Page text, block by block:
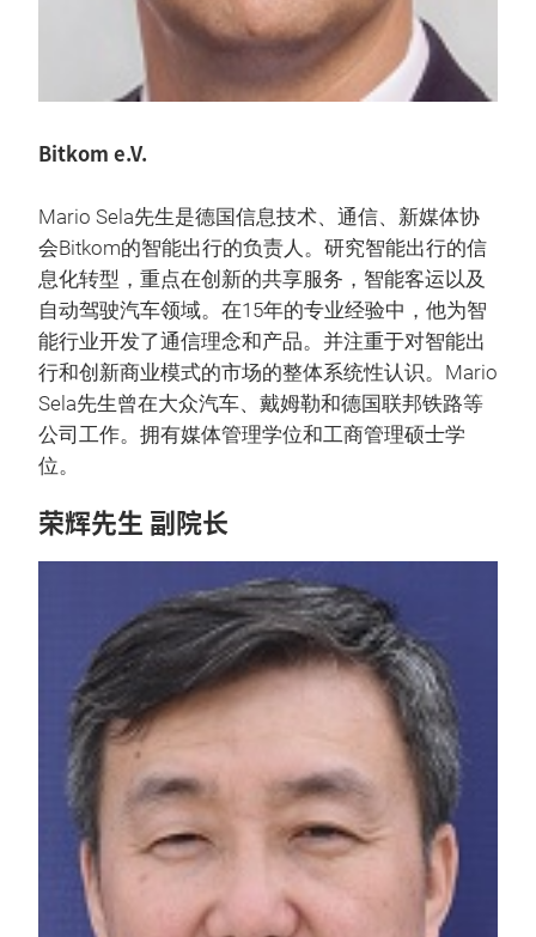
Bitkom e.V.
Mario Sela先生是德国信息技术、通信、新媒体协
会Bitkom的智能出行的负责人。研究智能出行的信
息化转型，重点在创新的共享服务，智能客运以及
自动驾驶汽车领域。在15年的专业经验中，他为智
能行业开发了通信理念和产品。并注重于对智能出
行和创新商业模式的市场的整体系统性认识。Mario
Sela先生曾在大众汽车、戴姆勒和德国联邦铁路等
公司工作。拥有媒体管理学位和工商管理硕士学
位。
荣辉先生 副院长